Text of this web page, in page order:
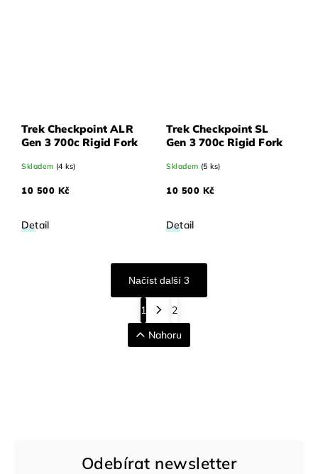
Trek Checkpoint ALR
Gen 3 700c Rigid Fork
Skladem (4 ks)
10 500 Kč
Detail
Trek Checkpoint SL
Gen 3 700c Rigid Fork
Skladem (5 ks)
10 500 Kč
Detail
Načíst další 3
1
2
Nahoru
Odebírat newsletter